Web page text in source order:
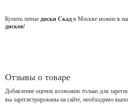
Купить литые диски Скад в Москве можно в
дисков!
Отзывы о товаре
Добавление оценок возможно только для
вы зарегистрированы на сайте, необходимо